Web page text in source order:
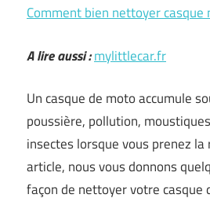
Comment bien nettoyer casque
A lire aussi :mylittlecar.fr
Un casque de moto accumule
poussière, pollution,
insectes lorsque vous prenez
article, nous vous donnons
façon de nettoyer votre casque